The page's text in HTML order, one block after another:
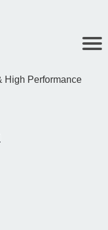
High Performance